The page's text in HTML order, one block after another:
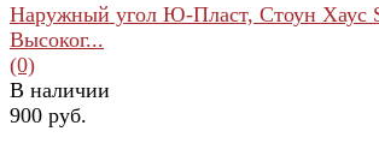
Наружный угол Ю-Пласт, Стоун Хаус
Высоког...
(0)
В наличии
900 руб.